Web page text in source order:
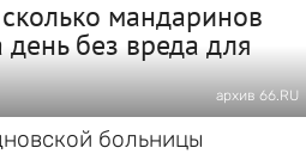
мандаринов
без вреда для
архив 66.RU
больницы